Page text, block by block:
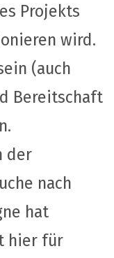
Projekts
wird.
(auch
Bereitschaft
der
nach
hat
hier für